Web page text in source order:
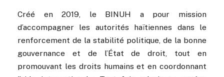
Créé en 2019, le BINUH a pour mission
d’accompagner les autorités haïtiennes dans le
renforcement de la stabilité politique, de la bonne
gouvernance et de l’État de droit, tout en
promouvant les droits humains et en coordonnant